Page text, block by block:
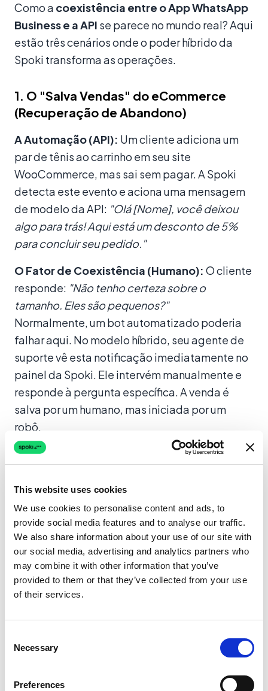
This website uses cookies
We use cookies to personalise content and ads, to
provide social media features and to analyse our traffic.
We also share information about your use of our site with
our social media, advertising and analytics partners who
may combine it with other information that you’ve
provided to them or that they’ve collected from your use
of their services.
Selection
Necessary
Preferences
Como a coexistência entre o App WhatsApp
Business e a API se parece no mundo real? Aqui
estão três cenários onde o poder híbrido da
Spoki transforma as operações.
1. O "Salva Vendas" do eCommerce
(Recuperação de Abandono)
A Automação (API): Um cliente adiciona um
par de tênis ao carrinho em seu site
WooCommerce, mas sai sem pagar. A Spoki
detecta este evento e aciona uma mensagem
de modelo da API: "Olá [Nome], você deixou
algo para trás! Aqui está um desconto de 5%
para concluir seu pedido."
O Fator de Coexistência (Humano): O cliente
responde: "Não tenho certeza sobre o
tamanho. Eles são pequenos?"
Normalmente, um bot automatizado poderia
falhar aqui. No modelo híbrido, seu agente de
suporte vê esta notificação imediatamente no
painel da Spoki. Ele intervém manualmente e
responde à pergunta específica. A venda é
salva por um humano, mas iniciada por um
robô.
2. Qualificação de Leads para Empresas
A Automação (API):Você veicula um anúncio
no Facebook para sua empresa de consultoria.
Quando um lead clica em "Enviar Mensagem",
a Spoki inicia um fluxo de chatbot fazendo
perguntas de qualificação:"Qual é o seu
orçamento?"e
Uma vez
que o lead é qualificado como "Alto Valor", a
Spoki o marca. Seu gerente de vendas recebe